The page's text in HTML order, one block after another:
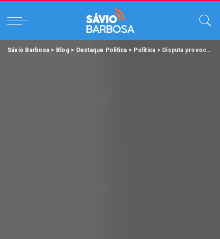
Sávio Barbosa > Blog> Destaque Política > Política > Disputa provoca racha no alto escalão da “Turma da Potoca”.